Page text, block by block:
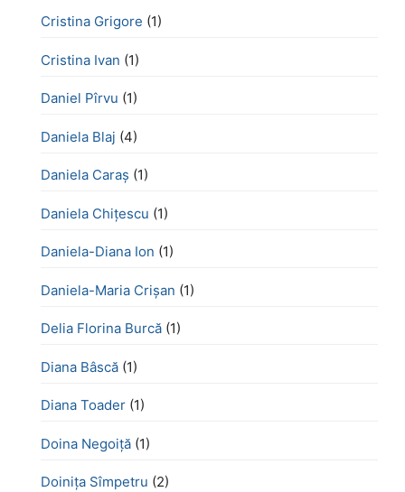
Cristina Grigore (1)
Cristina Ivan (1)
Daniel Pîrvu (1)
Daniela Blaj (4)
Daniela Caraș (1)
Daniela Chiţescu (1)
Daniela-Diana Ion (1)
Daniela-Maria Crișan (1)
Delia Florina Burcă (1)
Diana Bâscă (1)
Diana Toader (1)
Doina Negoiță (1)
Doinița Sîmpetru (2)